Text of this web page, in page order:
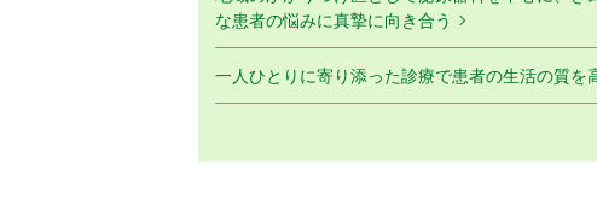
な患者の悩みに真摯に向き合う
一人ひとりに寄り添った診療で患者の生活の質を